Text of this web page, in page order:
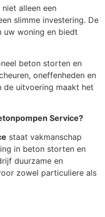
alleen een
slimme investering. De
uw woning en biedt
beton storten en
oneffenheden en
de uitvoering maakt het
Service?
staat vakmanschap
in beton storten en
duurzame en
zowel particuliere als